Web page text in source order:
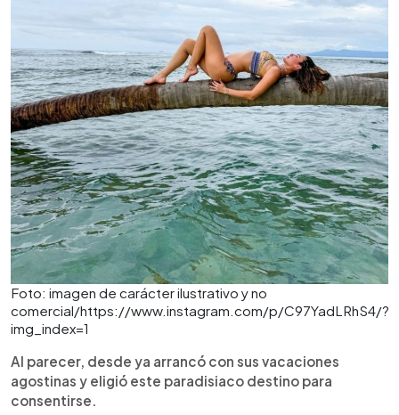
Foto: imagen de carácter ilustrativo y no
comercial/https://www.instagram.com/p/C97YadLRhS4/?
img_index=1
Al parecer, desde ya arrancó con sus vacaciones
agostinas y eligió este paradisiaco destino para
consentirse.